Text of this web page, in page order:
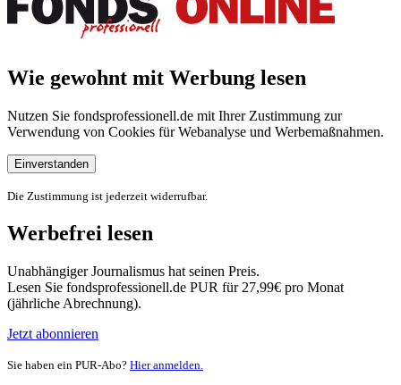
Wie gewohnt mit Werbung lesen
Nutzen Sie fondsprofessionell.de mit Ihrer Zustimmung zur
Verwendung von Cookies für Webanalyse und Werbemaßnahmen.
Einverstanden
Die Zustimmung ist jederzeit widerrufbar.
Werbefrei lesen
Unabhängiger Journalismus hat seinen Preis.
Lesen Sie fondsprofessionell.de PUR für 27,99€ pro Monat
(jährliche Abrechnung).
Jetzt abonnieren
Sie haben ein PUR-Abo? Hier anmelden.